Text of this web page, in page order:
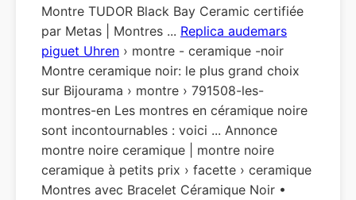
Montre TUDOR Black Bay Ceramic certifiée
par Metas | Montres ... Replica audemars
piguet Uhren › montre - ceramique -noir
Montre ceramique noir: le plus grand choix
sur Bijourama › montre › 791508-les-
montres-en Les montres en céramique noire
sont incontournables : voici ... Annonce
montre noire ceramique | montre noire
ceramique à petits prix › facette › ceramique
Montres avec Bracelet Céramique Noir •